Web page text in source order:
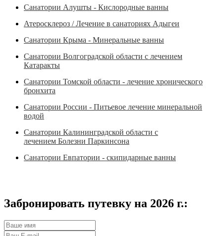
Санатории Алушты - Кислородные ванны
Атеросклероз / Лечение в санаториях Адыгеи
Санатории Крыма - Минеральные ванны
Санатории Волгоградской области с лечением
Катаракты
Санатории Томской области - лечение хронического
бронхита
Санатории России - Питьевое лечение минеральной
водой
Санатории Калининградской области с
лечением Болезни Паркинсона
Санатории Евпатории - скипидарные ванны
Забронировать путевку на 2026 г.: